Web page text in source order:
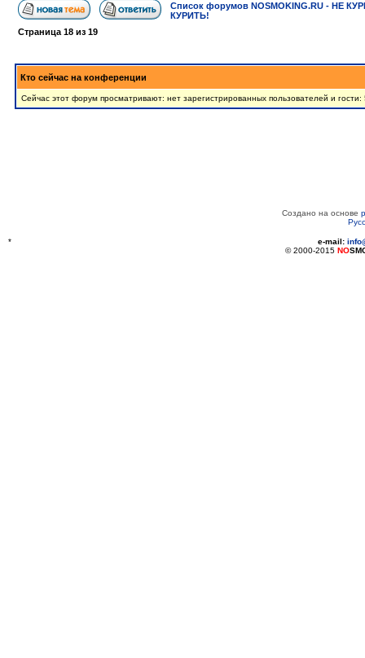
Список форумов NOSMOKING.RU - НЕ
КУРИТЬ!
Страница 18 из 19
Кто сейчас на конференции
Сейчас этот форум просматривают: нет зарегистрированных пользователей и гости:
Создано на основе
* e-mail:
© 2000-2015 NO